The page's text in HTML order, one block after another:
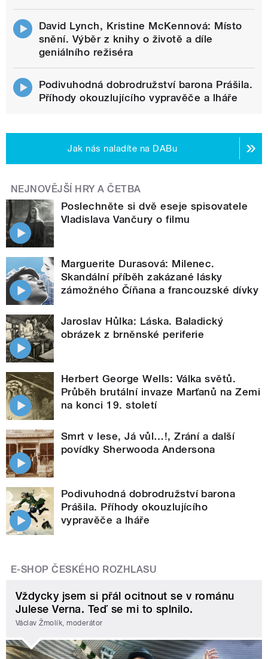
David Lynch, Kristine McKennová: Místo
snění. Výběr z knihy o životě a díle
geniálního režiséra
Podivuhodná dobrodružství barona Prášila.
Příhody okouzlujícího vypravěče a lháře
Jak nás naladíte na DABu
NEJNOVĚJŠÍ HRY A ČETBA
Poslechněte si dvě eseje spisovatele
Vladislava Vančury o filmu
Marguerite Durasová: Milenec.
Skandální příběh zakázané lásky
zámožného Číňana a francouzské dívky
Jaroslav Hůlka: Láska. Baladický
obrázek z brněnské periferie
Herbert George Wells: Válka světů.
Průběh brutální invaze Marťanů na Zemi
na konci 19. století
Smrt v lese, Já vůl…!, Zrání a další
povídky Sherwooda Andersona
Podivuhodná dobrodružství barona
Prášila. Příhody okouzlujícího
vypravěče a lháře
E-SHOP ČESKÉHO ROZHLASU
Vždycky jsem si přál ocitnout se v románu
Julese Verna. Teď se mi to splnilo.
Václav Žmolík, moderátor